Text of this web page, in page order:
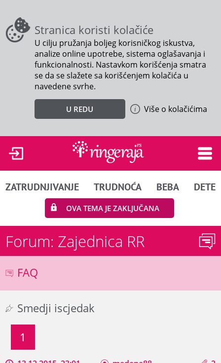
Stranica koristi kolačiće
U cilju pružanja boljeg korisničkog iskustva,
analize online upotrebe, sistema oglašavanja i
funkcionalnosti. Nastavkom korišćenja smatra
se da se slažete sa korišćenjem kolačića u
navedene svrhe.
U REDU Više o kolačićima
ZATRUDNJIVANJE TRUDNOĆA BEBA DETE
OVA TEMA JE ZAKLJUČANA
Forum: Zajednica RR
FAQ
Smedji iscjedak
1